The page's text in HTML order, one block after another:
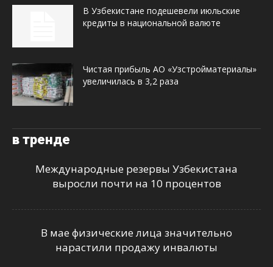
В Узбекистане подешевели июльские
кредиты в национальной валюте
Чистая прибыль АО «Узстройматериалы»
увеличилась в 3,2 раза
в тренде
Международные резервы Узбекистана
выросли почти на 10 процентов
В мае физические лица значительно
нарастили продажу инвалюты